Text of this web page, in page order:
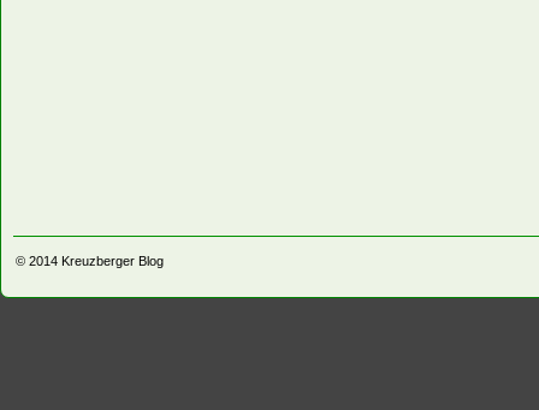
© 2014 Kreuzberger Blog